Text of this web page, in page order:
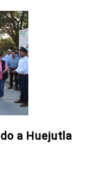
a Huejutla